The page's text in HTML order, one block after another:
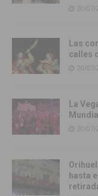
20/07/
Las
calles
20/07/
La
20/07/
hasta